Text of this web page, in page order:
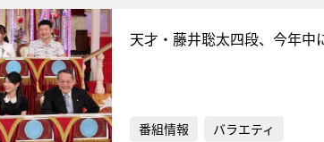
天才・藤井聡太四段、今年中
番組情報 バラエティ